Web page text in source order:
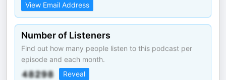
View Email Address
Number of Listeners
Find out how many people listen to this podcast per
episode and each month.
Reveal